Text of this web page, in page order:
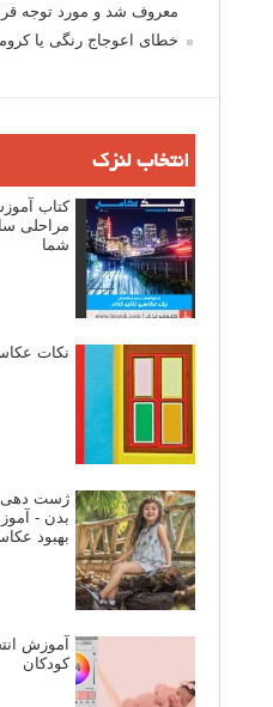
معروف شد و مورد توجه
خطای اعوجاج رنگی یا
انتخاب لنزک
کتاب
مراحلی
شما
نکات
ژست دهی
بهبود
آموزش
کودکان